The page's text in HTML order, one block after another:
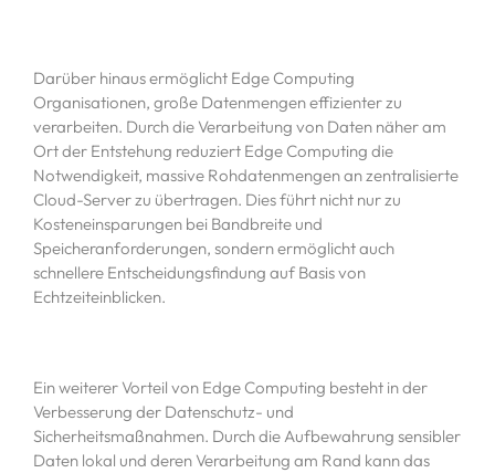
Darüber hinaus ermöglicht Edge Computing
Organisationen, große Datenmengen effizienter zu
verarbeiten. Durch die Verarbeitung von Daten näher am
Ort der Entstehung reduziert Edge Computing die
Notwendigkeit, massive Rohdatenmengen an zentralisierte
Cloud-Server zu übertragen. Dies führt nicht nur zu
Kosteneinsparungen bei Bandbreite und
Speicheranforderungen, sondern ermöglicht auch
schnellere Entscheidungsfindung auf Basis von
Echtzeiteinblicken.
Ein weiterer Vorteil von Edge Computing besteht in der
Verbesserung der Datenschutz- und
Sicherheitsmaßnahmen. Durch die Aufbewahrung sensibler
Daten lokal und deren Verarbeitung am Rand kann das